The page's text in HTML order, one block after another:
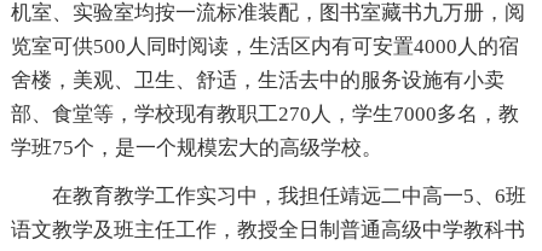
机室、实验室均按一流标准装配，图书室藏书九万册，阅
览室可供500人同时阅读，生活区内有可安置4000人的宿
舍楼，美观、卫生、舒适，生活去中的服务设施有小卖
部、食堂等，学校现有教职工270人，学生7000多名，教
学班75个，是一个规模宏大的高级学校。
在教育教学工作实习中，我担任靖远二中高一5、6班
语文教学及班主任工作，教授全日制普通高级中学教科书